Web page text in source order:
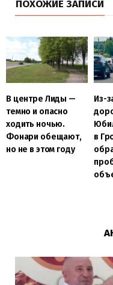
ПОХОЖИЕ ЗАПИСИ
В центре Лиды —
темно и опасно
ходить ночью.
Фонари обещают,
но не в этом году
Из-
в